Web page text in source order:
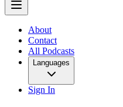
About
Contact
All Podcasts
Languages
Sign In